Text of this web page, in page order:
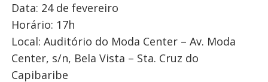
Data: 24 de fevereiro
Horário: 17h
Local: Auditório do Moda Center – Av. Moda
Center, s/n, Bela Vista – Sta. Cruz do
Capibaribe